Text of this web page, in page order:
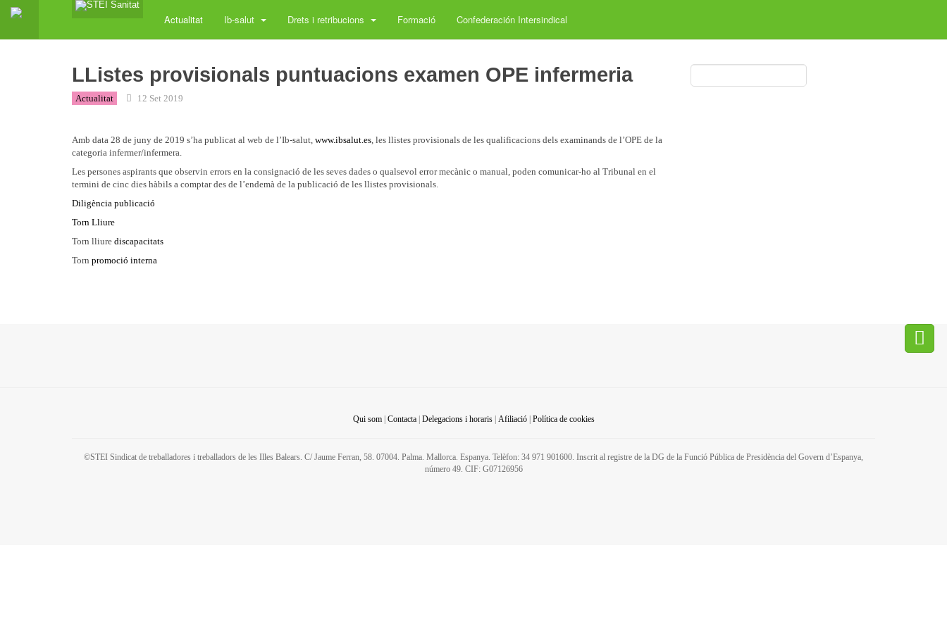
Actualitat Ib-salut Drets i retribucions Formació Confederación Intersindical
LListes provisionals puntuacions examen OPE infermeria
Actualitat 12 Set 2019
Amb data 28 de juny de 2019 s’ha publicat al web de l’Ib-salut, www.ibsalut.es, les llistes provisionals de les qualificacions dels examinands de l’OPE de la
categoria infermer/infermera.
Les persones aspirants que observin errors en la consignació de les seves dades o qualsevol error mecànic o manual, poden comunicar-ho al Tribunal en el
termini de cinc dies hàbils a comptar des de l’endemà de la publicació de les llistes provisionals.
Diligència publicació
Torn Lliure
Torn lliure discapacitats
Torn promoció interna
Qui som| Contacta| Delegacions i horaris| Afiliació| Política de cookies
©STEI Sindicat de treballadores i treballadors de les Illes Balears. C/ Jaume Ferran, 58. 07004. Palma. Mallorca. Espanya. Telèfon: 34 971 901600. Inscrit al registre de la DG de la Funció Pública de Presidència del Govern d’Espanya,
número 49. CIF: G07126956